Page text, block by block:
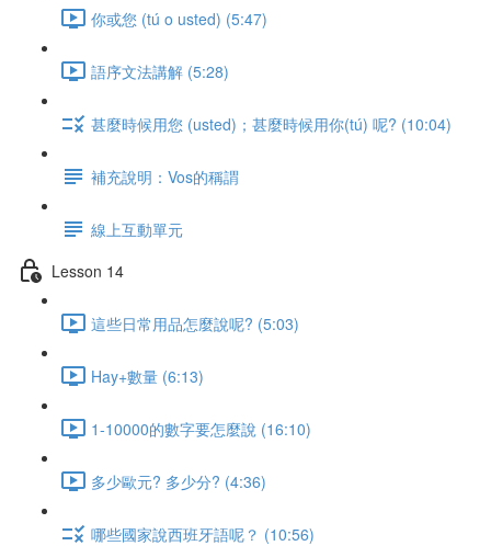
你或您 (tú o usted) (5:47)
語序文法講解 (5:28)
甚麼時候用您 (usted)；甚麼時候用你(tú) 呢? (10:04)
補充說明：Vos的稱謂
線上互動單元
Lesson 14
這些日常用品怎麼說呢? (5:03)
Hay+數量 (6:13)
1-10000的數字要怎麼說 (16:10)
多少歐元? 多少分? (4:36)
哪些國家說西班牙語呢？ (10:56)